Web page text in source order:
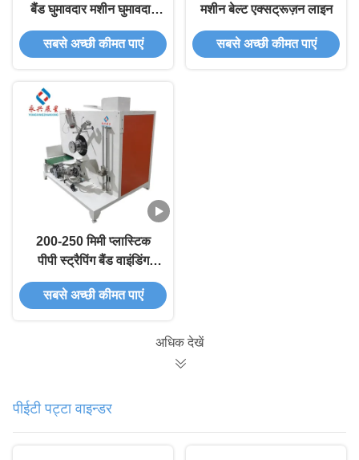
बैंड घुमावदार मशीन घुमावदार
मशीन
सबसे अच्छी कीमत पाएं
मशीन बेल्ट एक्सट्रूज़न लाइन
सबसे अच्छी कीमत पाएं
200-250 मिमी प्लास्टिक
पीपी स्ट्रैपिंग बैंड वाइंडिंग
मशीन
सबसे अच्छी कीमत पाएं
अधिक देखें
पीईटी पट्टा वाइन्डर